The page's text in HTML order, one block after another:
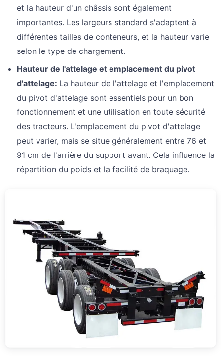
et la hauteur d'un châssis sont également
importantes. Les largeurs standard s'adaptent à
différentes tailles de conteneurs, et la hauteur varie
selon le type de chargement.
Hauteur de l'attelage et emplacement du pivot
d'attelage: La hauteur de l'attelage et l'emplacement
du pivot d'attelage sont essentiels pour un bon
fonctionnement et une utilisation en toute sécurité
des tracteurs. L'emplacement du pivot d'attelage
peut varier, mais se situe généralement entre 76 et
91 cm de l'arrière du support avant. Cela influence la
répartition du poids et la facilité de braquage.